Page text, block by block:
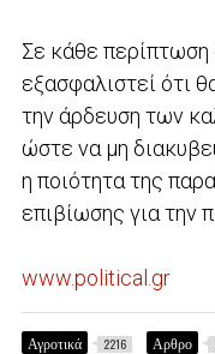
Σε κάθε περίπτωση
εξασφαλιστεί ότι
την άρδευση των
ώστε να μη
η ποιότητα της
επιβίωσης για την
www.political.gr
Αγροτικά 2216 Αρθρο